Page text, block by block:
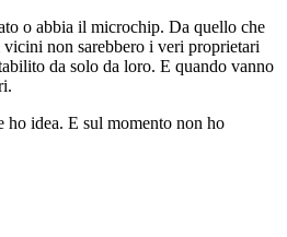
o abbia il microchip. Da quello che
non sarebbero i veri proprietari
da solo da loro. E quando vanno
ho idea. E sul momento non ho